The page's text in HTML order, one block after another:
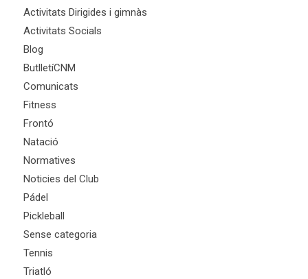
Activitats Dirigides i gimnàs
Activitats Socials
Blog
ButlletíCNM
Comunicats
Fitness
Frontó
Natació
Normatives
Noticies del Club
Pádel
Pickleball
Sense categoria
Tennis
Triatló